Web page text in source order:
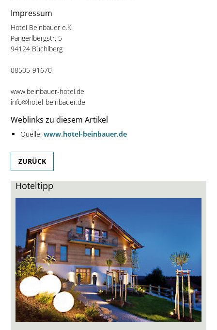
Impressum
Hotel Beinbauer e.K.
Pangerlbergstr. 5
94124 Büchlberg
08505-91670
www.beinbauer-hotel.de
info@hotel-beinbauer.de
Weblinks zu diesem Artikel
Quelle: www.hotel-beinbauer.de
ZURÜCK
Hoteltipp